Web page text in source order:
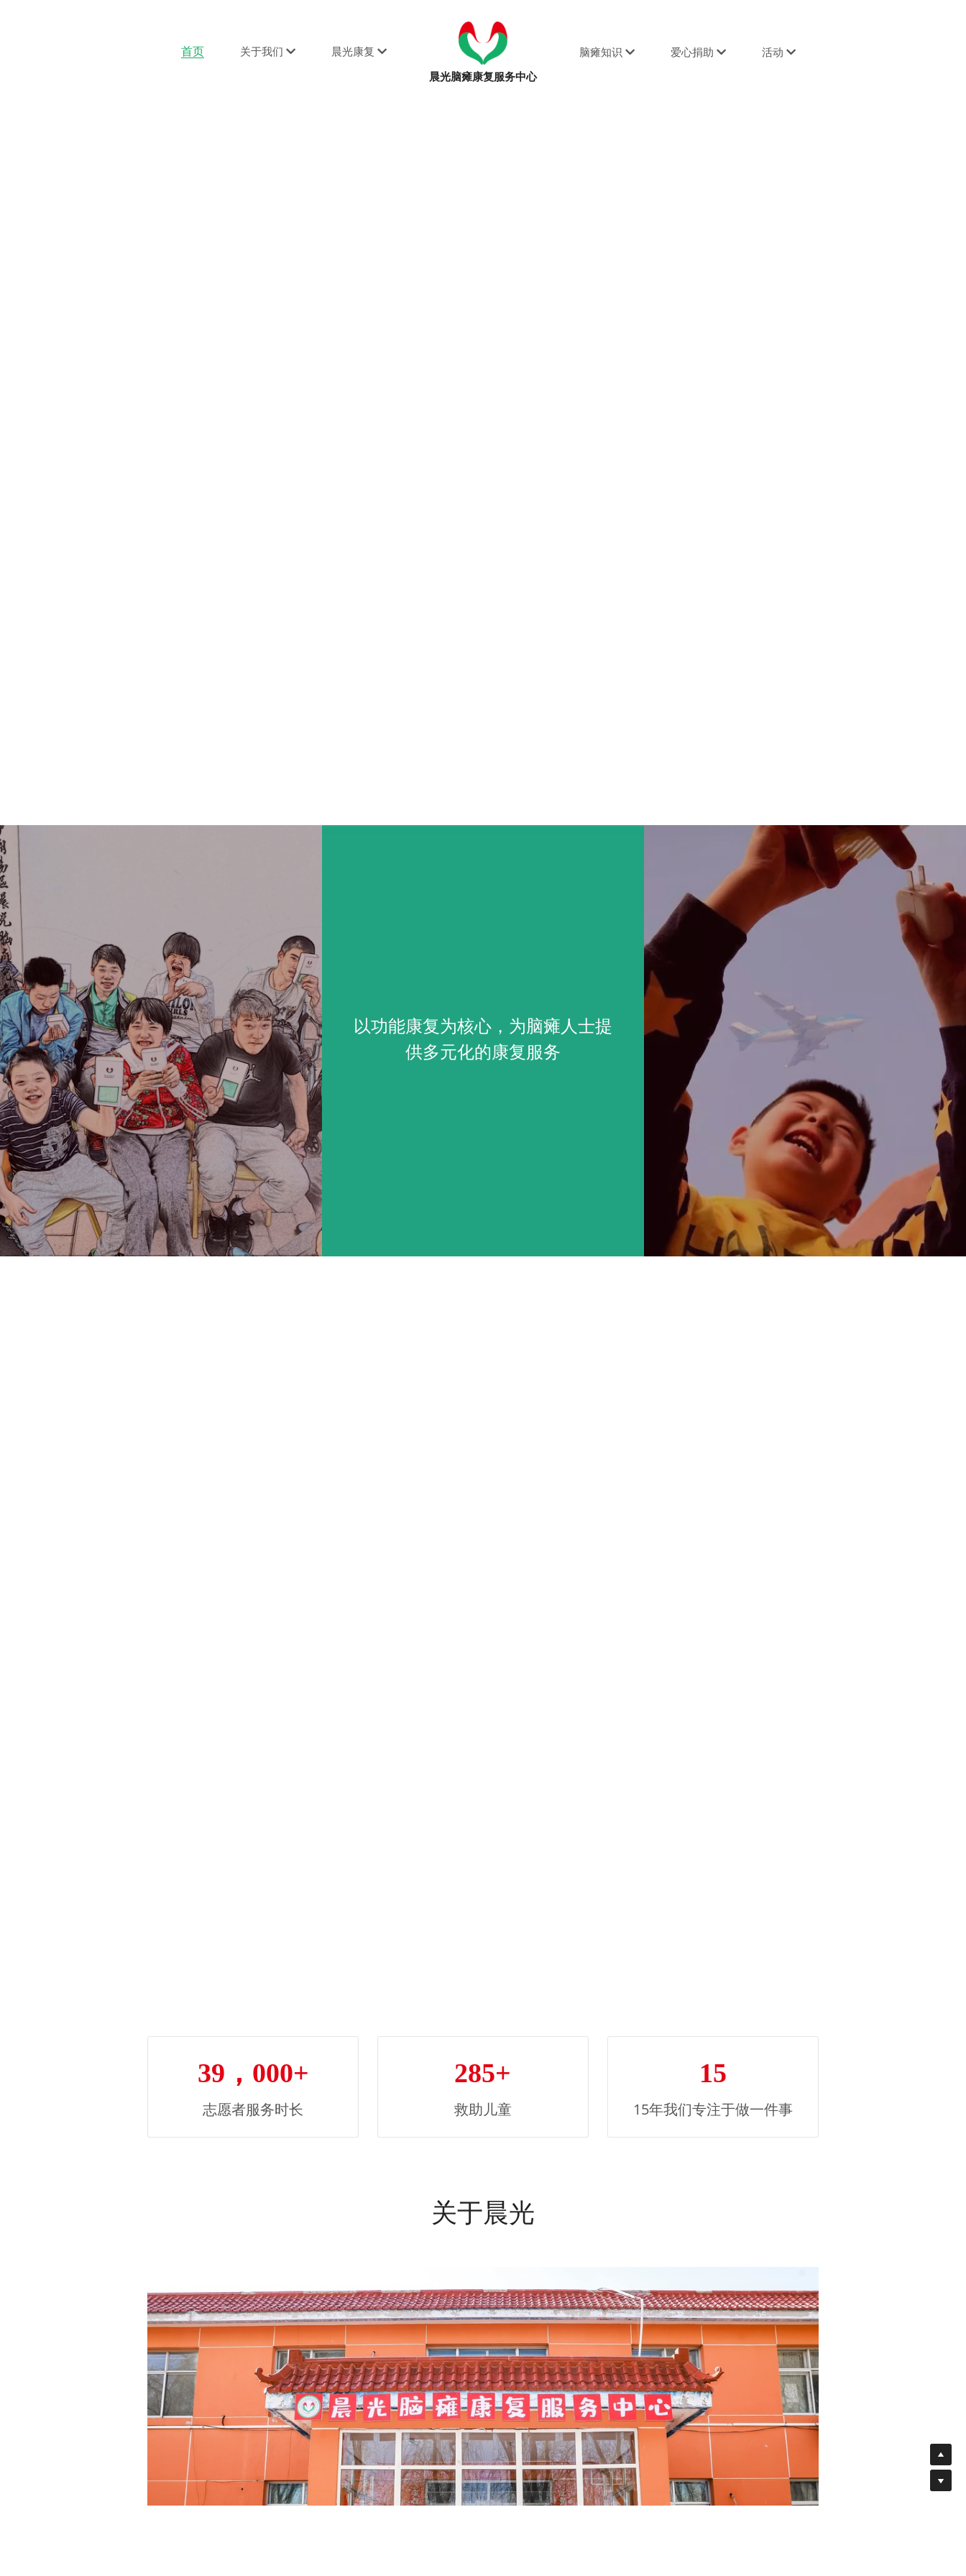
首页 关于我们 晨光康复
晨光脑瘫康复服务中心
脑瘫知识 爱心捐助 活动
以功能康复为核心，为脑瘫人士提
供多元化的康复服务
39，000+
志愿者服务时长
285+
救助儿童
15
15年我们专注于做一件事
关于晨光